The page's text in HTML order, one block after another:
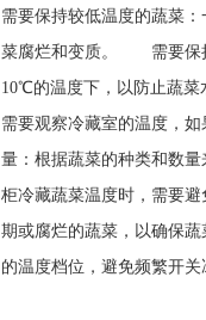
需要保持较低温度的蔬菜
菜腐烂和变质。 需要保持
10℃的温度下，以防止蔬
需要观察冷藏室的温度，
量：根据蔬菜的种类和数
柜冷藏蔬菜温度时，需要
期或腐烂的蔬菜，以确保
的温度档位，避免频繁开关